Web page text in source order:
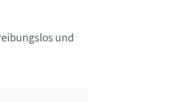
und